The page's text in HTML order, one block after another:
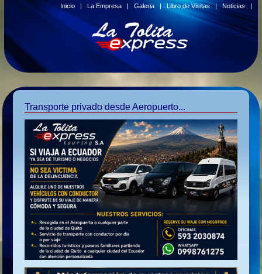
Inicio |La Empresa |Galeria |Libro de Visitas|Noticias |
Transporte privado desde Aeropuerto...